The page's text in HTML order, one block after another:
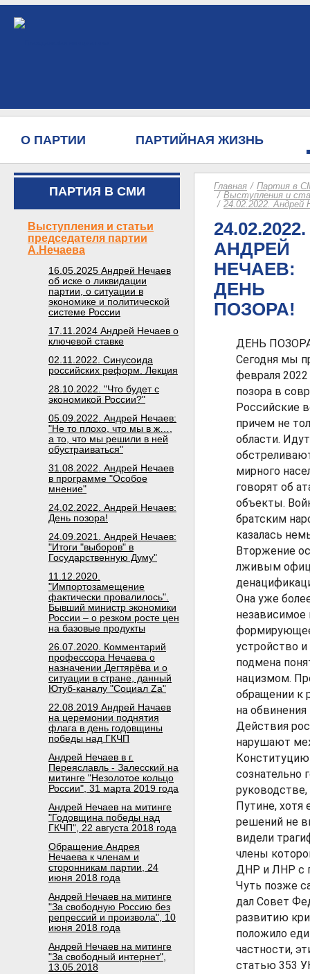
О ПАРТИИ ПАРТИЙНАЯ ЖИЗНЬ
Главная
Партия в
Выступления и
24.02.2022. Андрей
24.02.2022.
АНДРЕЙ
НЕЧАЕВ:
ДЕНЬ
ПОЗОРА!
ДЕНЬ
Сегодня мы
февраля
позора в
Российские
причем не
области.
мирного
говорят об
объекты.
братским
казалась
Вторжение
лживым
Она уже
независимое
устройство
подмена
нацизмом.
обращении к
на
Действия
нарушают
Конституцию
сознательно
руководстве,
Путине, хотя
решений не
видели
члены
ДНР и ЛНР с
Чуть позже
дал Совет
развитию
положило
частности,
статью 353
ПАРТИЯ В СМИ
Выступления и статьи
председателя партии
А.Нечаева
16.05.2025 Андрей Нечаев
об иске о ликвидации
партии, о ситуации в
экономике и политической
системе России
17.11.2024 Андрей Нечаев о
ключевой ставке
02.11.2022. Синусоида
российских реформ. Лекция
28.10.2022. "Что будет с
экономикой России?"
05.09.2022. Андрей Нечаев:
"Не то плохо, что мы в ж…,
а то, что мы решили в ней
обустраиваться"
31.08.2022. Андрей Нечаев
в программе "Особое
мнение"
24.02.2022. Андрей Нечаев:
День позора!
24.09.2021. Андрей Нечаев:
"Итоги "выборов" в
Государственную Думу"
11.12.2020.
"Импортозамещение
фактически провалилось".
Бывший министр экономики
России – о резком росте цен
на базовые продукты
26.07.2020. Комментарий
профессора Нечаева о
назначении Дегтярёва и о
ситуации в стране, данный
Ютуб-каналу "Социал Za"
22.08.2019 Андрей Начаев
на церемонии поднятия
флага в день годовщины
победы над ГКЧП
Андрей Нечаев в г.
Переяславль - Залесский на
митинге "Незолотое кольцо
России", 31 марта 2019 года
Андрей Нечаев на митинге
"Годовщина победы над
ГКЧП", 22 августа 2018 года
Обращение Андрея
Нечаева к членам и
сторонникам партии, 24
июня 2018 года
Андрей Нечаев на митинге
"За свободную Россию без
репрессий и произвола", 10
июня 2018 года
Андрей Нечаев на митинге
"За свободный интернет",
13.05.2018